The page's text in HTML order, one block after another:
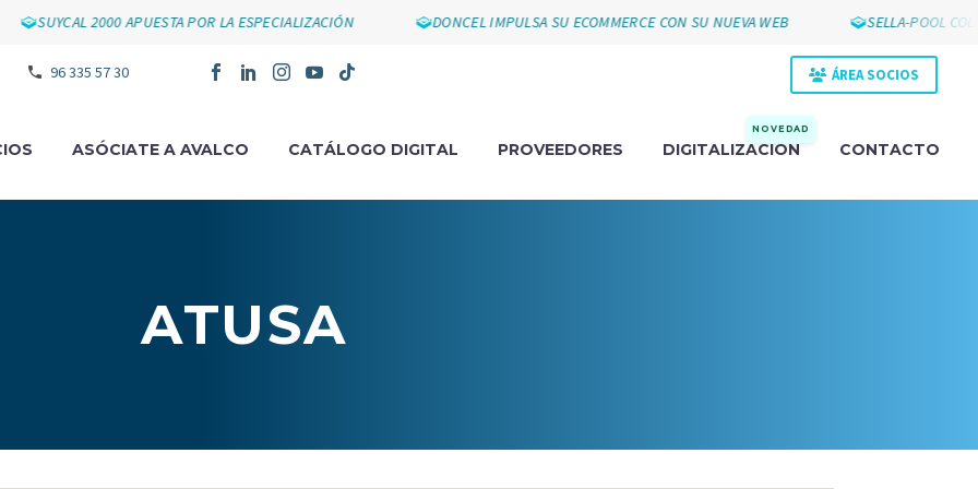
SUYCAL 2000 APUESTA POR LA ESPECIALIZACIÓN DONCEL IMPULSA SU ECOMMERCE CON SU NUEVA WEB SELLA-POOL
96 335 57 30 ÁREA SOCIOS
ASÓCIATE A AVALCO CATÁLOGO DIGITAL PROVEEDORES DIGITALIZACIÓN
NOVEDAD
CONTACTO
ATUSA